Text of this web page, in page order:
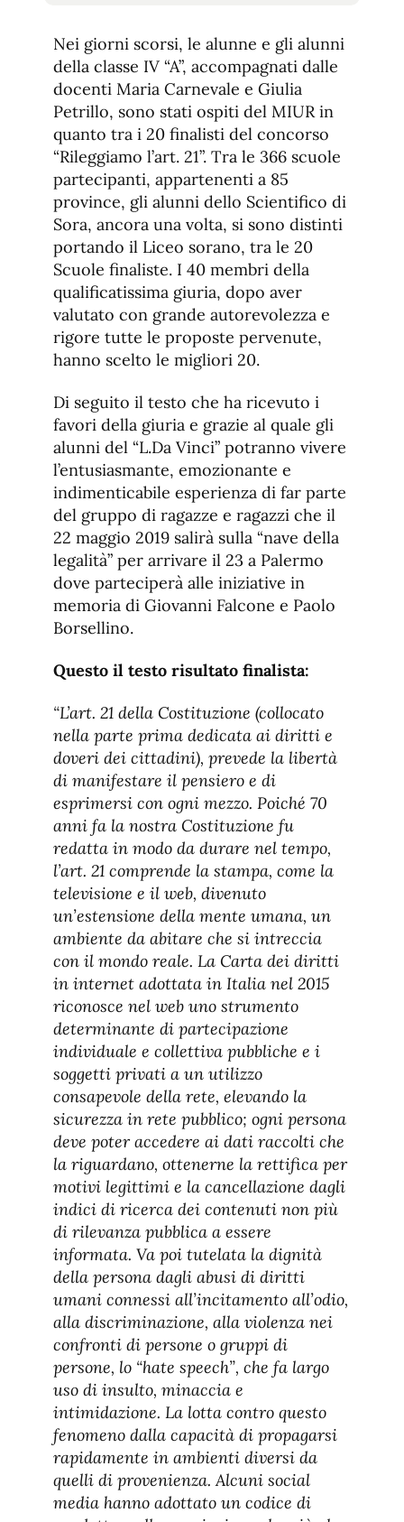
de
fuente
de
fuente.
Nei giorni scorsi, le alunne e gli alunni
della classe IV “A”, accompagnati dalle
docenti Maria Carnevale e Giulia
Petrillo, sono stati ospiti del MIUR in
quanto tra i 20 finalisti del concorso
“Rileggiamo l’art. 21”. Tra le 366 scuole
partecipanti, appartenenti a 85
province, gli alunni dello Scientifico di
Sora, ancora una volta, si sono distinti
portando il Liceo sorano, tra le 20
Scuole finaliste. I 40 membri della
qualificatissima giuria, dopo aver
valutato con grande autorevolezza e
rigore tutte le proposte pervenute,
hanno scelto le migliori 20.
Di seguito il testo che ha ricevuto i
favori della giuria e grazie al quale gli
alunni del “L.Da Vinci” potranno vivere
l’entusiasmante, emozionante e
indimenticabile esperienza di far parte
del gruppo di ragazze e ragazzi che il
22 maggio 2019 salirà sulla “nave della
legalità” per arrivare il 23 a Palermo
dove parteciperà alle iniziative in
memoria di Giovanni Falcone e Paolo
Borsellino.
Questo il testo risultato finalista:
“L’art. 21 della Costituzione (collocato
nella parte prima dedicata ai diritti e
doveri dei cittadini), prevede la libertà
di manifestare il pensiero e di
esprimersi con ogni mezzo. Poiché 70
anni fa la nostra Costituzione fu
redatta in modo da durare nel tempo,
l’art. 21 comprende la stampa, come la
televisione e il web, divenuto
un’estensione della mente umana, un
ambiente da abitare che si intreccia
con il mondo reale. La Carta dei diritti
in internet adottata in Italia nel 2015
riconosce nel web uno strumento
determinante di partecipazione
individuale e collettiva pubbliche e i
soggetti privati a un utilizzo
consapevole della rete, elevando la
sicurezza in rete pubblico; ogni persona
deve poter accedere ai dati raccolti che
la riguardano, ottenerne la rettifica per
motivi legittimi e la cancellazione dagli
indici di ricerca dei contenuti non più
di rilevanza pubblica a essere
informata. Va poi tutelata la dignità
della persona dagli abusi di diritti
umani connessi all’incitamento all’odio,
alla discriminazione, alla violenza nei
confronti di persone o gruppi di
persone, lo “hate speech”, che fa largo
uso di insulto, minaccia e
intimidazione. La lotta contro questo
fenomeno dalla capacità di propagarsi
rapidamente in ambienti diversi da
quelli di provenienza. Alcuni social
media hanno adottato un codice di